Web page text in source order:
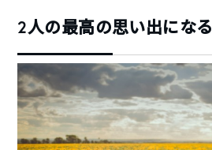
2人の最高の思い出になる